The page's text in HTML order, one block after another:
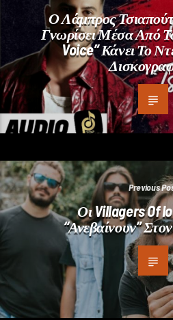
Ο Λάμπρος
Γνωρίσει Μέσα Από
Voice” Κάνει Το
Previous
Οι Villagers Of
“ανεβαίνουν”